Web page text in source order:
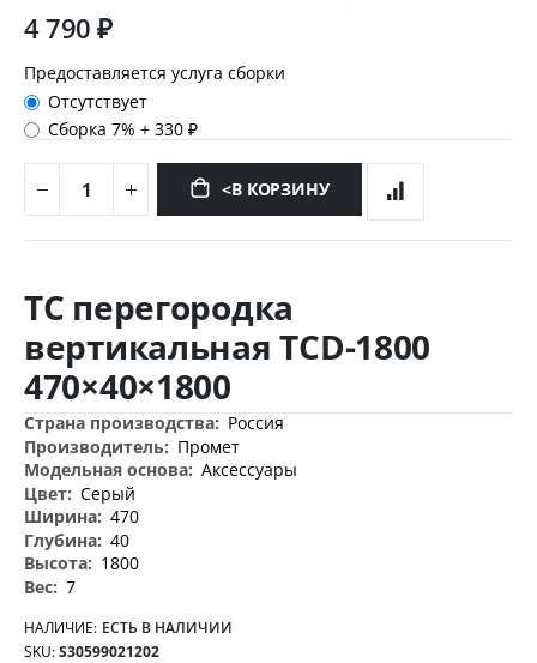
4 790 ₽
Предоставляется услуга сборки
Отсутствует
Сборка 7%+330 ₽
<В КОРЗИНУ
к
началу
изображений
TC перегородка
вертикальная TCD-1800
470×40×1800
Дополнительная
информация
Россия
Промет
Аксессуары
Серый
470
40
1800
7
НАЛИЧИЕ: ЕСТЬ В НАЛИЧИИ
SKU S30599021202